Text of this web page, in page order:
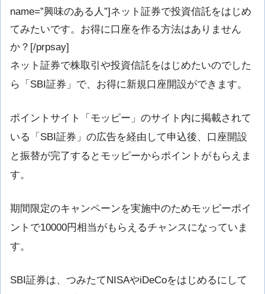
name=”興味のある人”]ネット証券で投資信託をはじめ
てみたいです。お得に口座を作る方法はありません
か？[/prpsay]
ネット証券で株取引や投資信託をはじめたいのでした
ら「SBI証券」で、お得に新規口座開設ができます。
ポイントサイト「モッピー」のサイト内に掲載されて
いる「SBI証券」の広告を経由して申込後、口座開設
と振替が完了するとモッピーからポイントがもらえま
す。
期間限定のキャンペーンを実施中のためモッピーポイ
ントで10000円相当がもらえるチャンスになっていま
す。
SBI証券は、つみたてNISAやiDeCoをはじめるにして